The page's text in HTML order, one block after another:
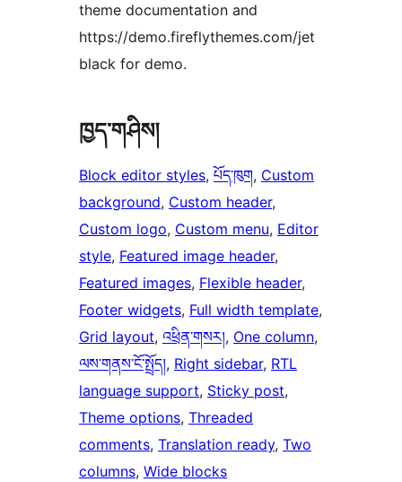
theme documentation and
https://demo.fireflythemes.com/jet
black for demo.
ཁྱད་གཤིས།
Block editor styles, པོད་ཁུག, Custom
background, Custom header
Custom logo, Custom menu, Editor
style, Featured image header
Featured images, Flexible header
Footer widgets, Full width template
Grid layout, འཕྲིན་གསར།, One column
ལས་གནས་ངོ་སྤྲོད།, Right sidebar, RTL
language support, Sticky post
Theme options, Threaded
comments, Translation ready, Two
columns, Wide blocks